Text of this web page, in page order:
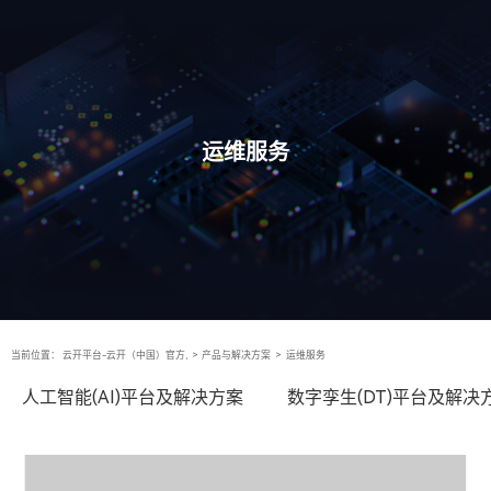
运维服务
当前位置： 云开平台-云开（中国）官方, > 产品与解决方案 > 运维服务
人工智能(AI)平台及解决方案 数字孪生(DT)平台及解决